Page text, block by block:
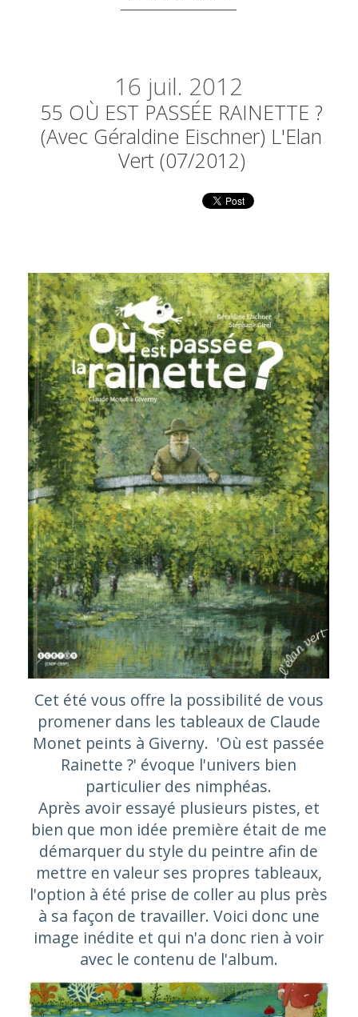
16 juil. 2012
55 OÙ EST PASSÉE RAINETTE ?
(avec Géraldine Eischner) L'Elan
Vert (07/2012)
Cet été vous offre la possibilité de vous
promener dans les tableaux de Claude
Monet peints à Giverny. 'Où est passée
Rainette ?' évoque l'univers bien
particulier des nimphéas.
Après avoir essayé plusieurs pistes, et
bien que mon idée première était de me
démarquer du style du peintre afin de
mettre en valeur ses propres tableaux,
l'option à été prise de coller au plus près
à sa façon de travailler. Voici donc une
image inédite et qui n'a donc rien à voir
avec le contenu de l'album.